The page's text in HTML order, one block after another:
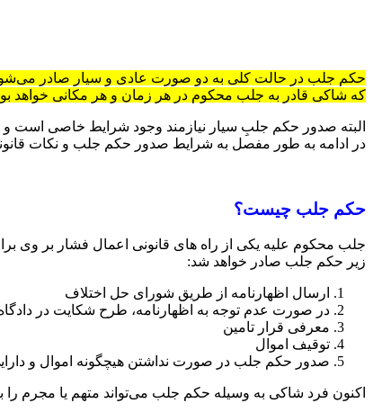
حکم جلب در حالت کلی به دو صورت عادی و سیار صادر می‌شود.
که شاکی قادر به جلب محکوم در هر زمان و هر مکانی خواهد
البته صدور حکم جلبِ سیار نیازمند وجود شرایط خاصی است و
در ادامه به طور مفصل به شرایط صدور حکم جلب و نکات
حکم جلب چیست؟
جلب محکوم علیه یکی از راه های قانونی اعمال فشار بر
زیر حکم جلب صادر خواهد شد:
ارسال اظهارنامه از طریق شورای حل اختلاف
در صورت عدم توجه به اظهارنامه، طرح شکایت در
معرفی قرار تامین
توقیف اموال
صدور حکم جلب در صورت نداشتن هیچگونه اموال و
اکنون فرد شاکی به وسیله حکم جلب می‌تواند متهم یا مجرم را